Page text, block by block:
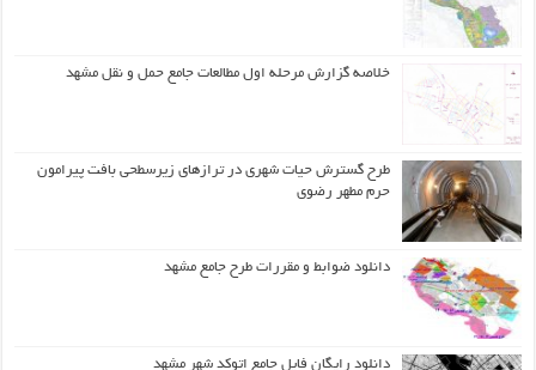
خلاصه گزارش مرحله اول مطالعات جامع حمل و نقل مشهد
طرح گسترش حیات شهري در ترازهاي زیرسطحی بافت پیرامون
حرم مطهر رضوي
دانلود ضوابط و مقررات طرح جامع مشهد
دانلود رایگان فایل جامع اتوکد شهر مشهد